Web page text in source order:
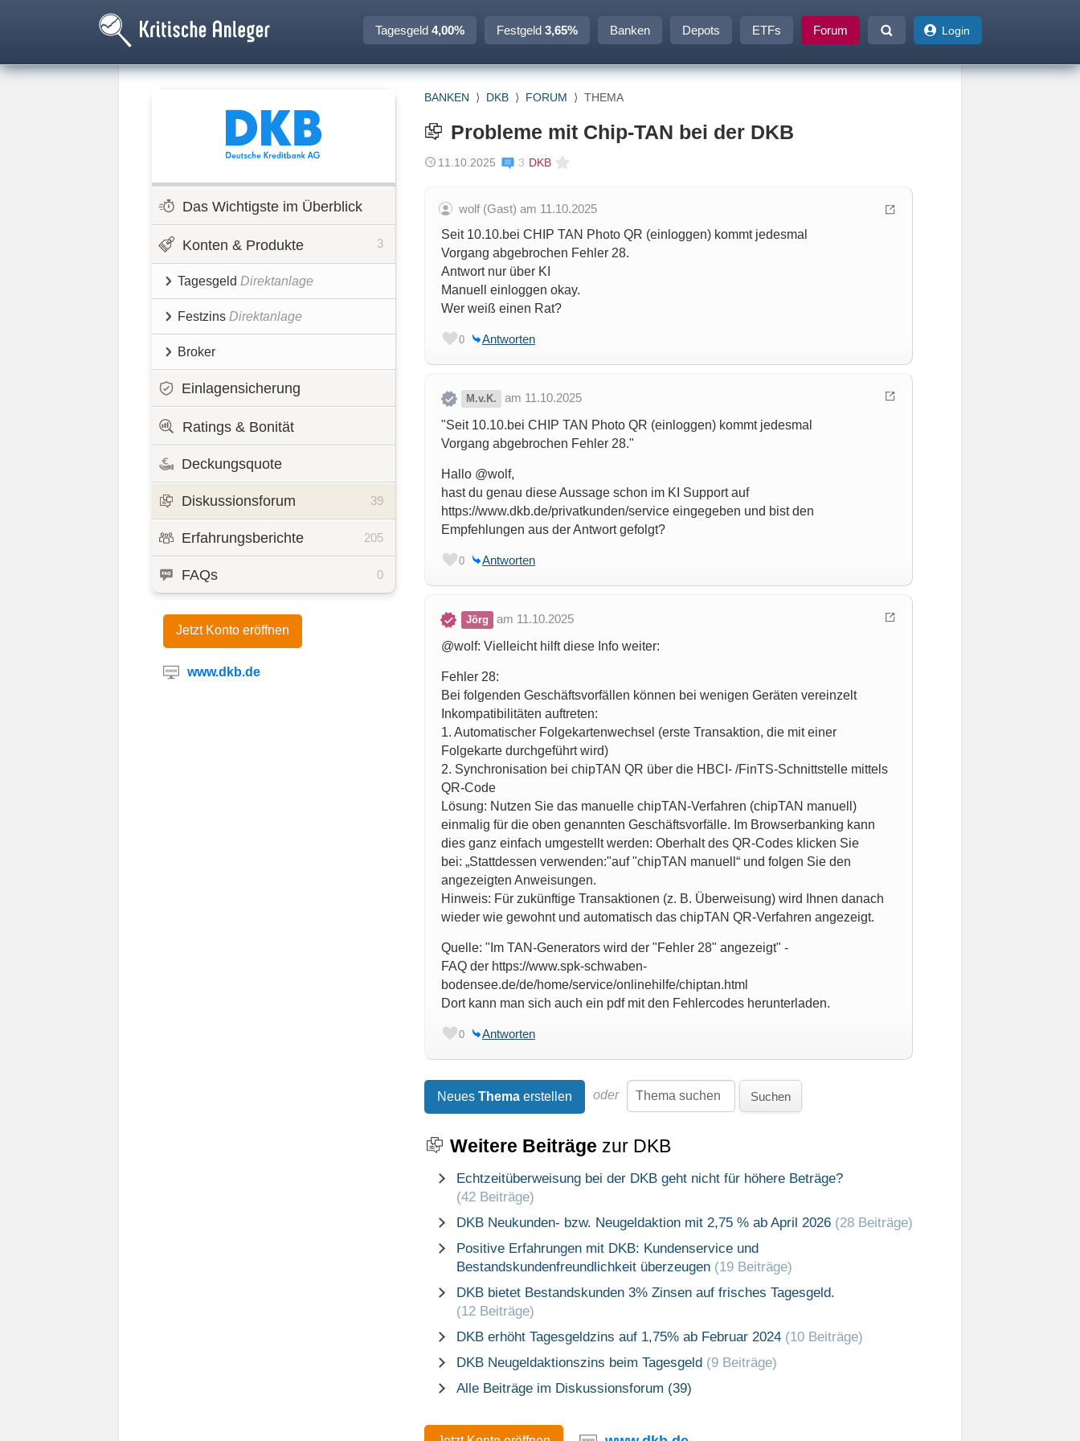
Tagesgeld 4,00% Festgeld 3,65% Banken Depots ETFs Forum Login
Das Wichtigste im Überblick
Konten & Produkte 3
Tagesgeld Direktanlage
Festzins Direktanlage
Broker
Einlagensicherung
Ratings & Bonität
Deckungsquote
Diskussionsforum 39
Erfahrungsberichte 205
FAQs 0
Jetzt Konto eröffnen
www.dkb.de
BANKEN ⟩ DKB ⟩ FORUM ⟩ THEMA
Probleme mit Chip-TAN bei der DKB
11.10.2025 3 DKB
wolf (Gast) am 11.10.2025
Seit 10.10.bei CHIP TAN Photo QR (einloggen) kommt jedesmal
Vorgang abgebrochen Fehler 28.
Antwort nur über KI
Manuell einloggen okay.
Wer weiß einen Rat?
0 Antworten
M.v.K.
am 11.10.2025
"Seit 10.10.bei CHIP TAN Photo QR (einloggen) kommt jedesmal
Vorgang abgebrochen Fehler 28."
Hallo @wolf,
hast du genau diese Aussage schon im KI Support auf
https://www.dkb.de/privatkunden/service eingegeben und bist den
Empfehlungen aus der Antwort gefolgt?
0 Antworten
Jörg
am 11.10.2025
@wolf: Vielleicht hilft diese Info weiter:
Fehler 28:
Bei folgenden Geschäftsvorfällen können bei wenigen Geräten vereinzelt
Inkompatibilitäten auftreten:
1. Automatischer Folgekartenwechsel (erste Transaktion, die mit einer
Folgekarte durchgeführt wird)
2. Synchronisation bei chipTAN QR über die HBCI- /FinTS-Schnittstelle mittels
QR-Code
Lösung: Nutzen Sie das manuelle chipTAN-Verfahren (chipTAN manuell)
einmalig für die oben genannten Geschäftsvorfälle. Im Browserbanking kann
dies ganz einfach umgestellt werden: Oberhalt des QR-Codes klicken Sie
bei: „Stattdessen verwenden:"auf "chipTAN manuell“ und folgen Sie den
angezeigten Anweisungen.
Hinweis: Für zukünftige Transaktionen (z. B. Überweisung) wird Ihnen danach
wieder wie gewohnt und automatisch das chipTAN QR-Verfahren angezeigt.
Quelle: "Im TAN-Generators wird der "Fehler 28" angezeigt" -
FAQ der https://www.spk-schwaben-
bodensee.de/de/home/service/onlinehilfe/chiptan.html
Dort kann man sich auch ein pdf mit den Fehlercodes herunterladen.
0 Antworten
Neues Thema erstellen oder Suchen
Weitere Beiträge zur DKB
Echtzeitüberweisung bei der DKB geht nicht für höhere Beträge?
(42 Beiträge)
DKB Neukunden- bzw. Neugeldaktion mit 2,75 % ab April 2026 (28 Beiträge)
Positive Erfahrungen mit DKB: Kundenservice und
Bestandskundenfreundlichkeit überzeugen (19 Beiträge)
DKB bietet Bestandskunden 3% Zinsen auf frisches Tagesgeld.
(12 Beiträge)
DKB erhöht Tagesgeldzins auf 1,75% ab Februar 2024 (10 Beiträge)
DKB Neugeldaktionszins beim Tagesgeld (9 Beiträge)
Alle Beiträge im Diskussionsforum (39)